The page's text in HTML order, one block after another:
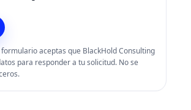
aceptas que BlackHold Consulting
para responder a tu solicitud. No se